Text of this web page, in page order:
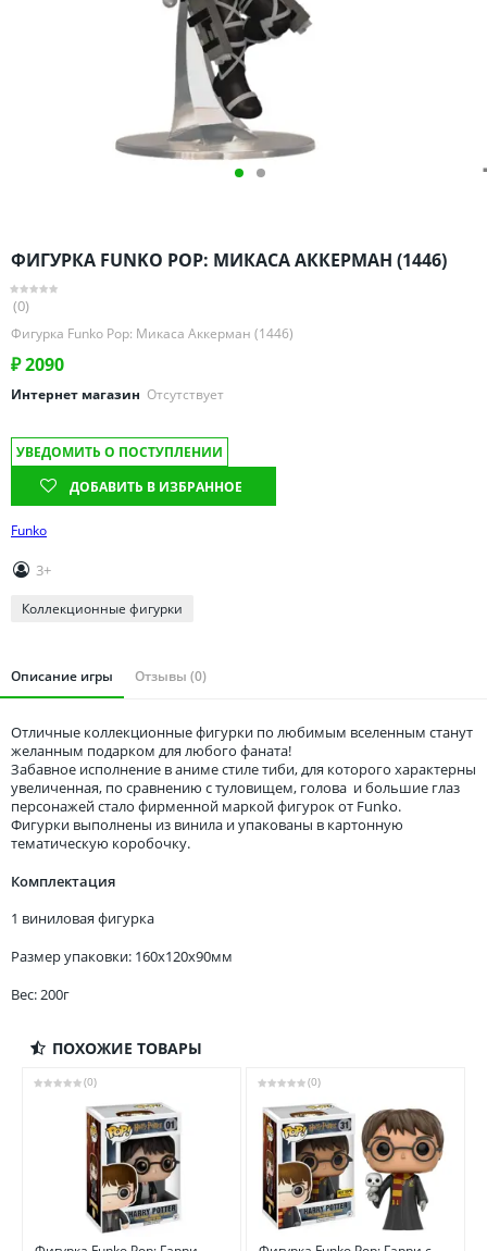
Оренбургская область
Пензенская область
Ростовская область
Рязанская область
Саратовская область
Свердловская область
Смоленская область
Ставропольский край
Тамбовская область
Тверская область
Томская область
Тюменская область
ФИГУРКА FUNKO POP: МИКАСА АККЕРМАН (1446)
(0)
Фигурка Funko Pop: Микаса Аккерман (1446)
₽2090
Интернет магазин Отсутствует
УВЕДОМИТЬ О ПОСТУПЛЕНИИ
ДОБАВИТЬ В ИЗБРАННОЕ
Funko
3+
Коллекционные фигурки
Описание игры Отзывы (0)
Отличные коллекционные фигурки по любимым вселенным станут
желанным подарком для любого фаната!
Забавное исполнение в аниме стиле тиби, для которого характерны
увеличенная, по сравнению с туловищем, голова и большие глаз
персонажей стало фирменной маркой фигурок от Funko.
Фигурки выполнены из винила и упакованы в картонную
тематическую коробочку.
Комплектация
1 виниловая фигурка
Размер упаковки: 160x120x90мм
Вес: 200г
ПОХОЖИЕ ТОВАРЫ
(0) (0)